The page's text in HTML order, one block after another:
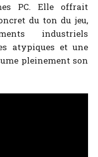
PC. Elle offrait
du ton du jeu,
industriels
atypiques et une
pleinement son